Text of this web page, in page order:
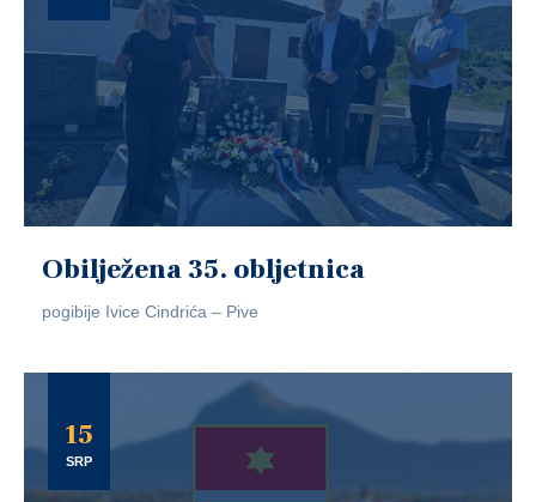
Obilježena 35. obljetnica
pogibije Ivice Cindrića – Pive
15
SRP